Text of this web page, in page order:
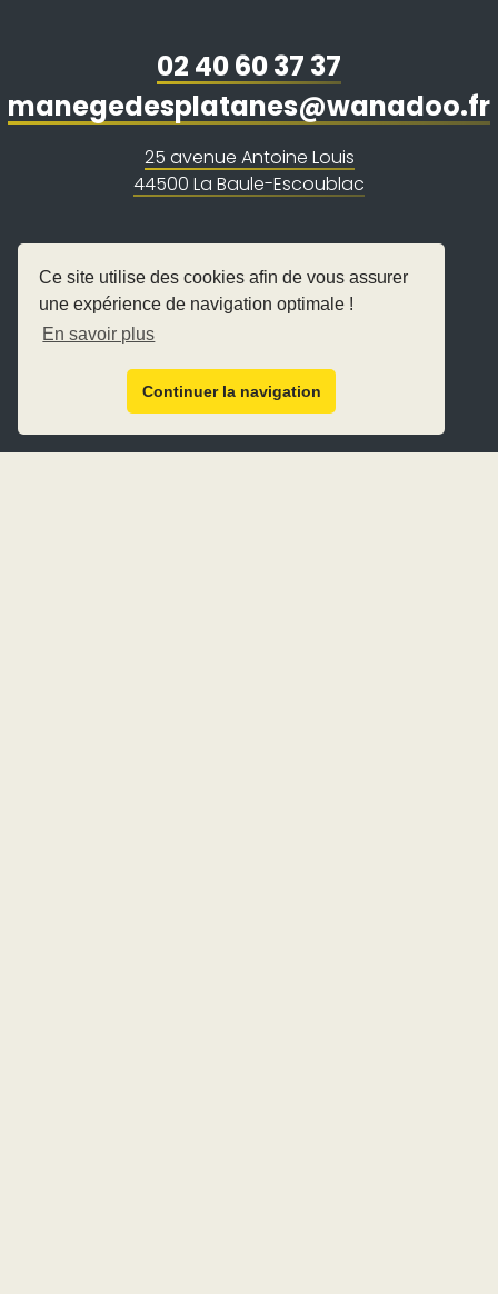
Ce site utilise des cookies afin de vous assurer
une expérience de navigation optimale !
En savoir plus
Continuer la navigation
02 40 60 37 37
manegedesplatanes@wanadoo.fr
25 avenue Antoine Louis
44500 La Baule-Escoublac